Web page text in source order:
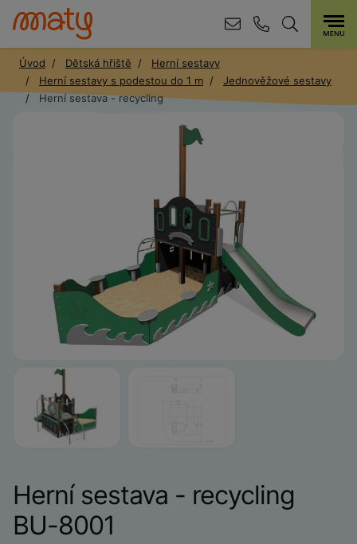
Úvod Dětská hřiště
Herní sestavy
Herní sestavy s podestou do 1 m
Jednověžové sestavy
Herní sestava - recycling
Herní sestava - recycling
BU-8001